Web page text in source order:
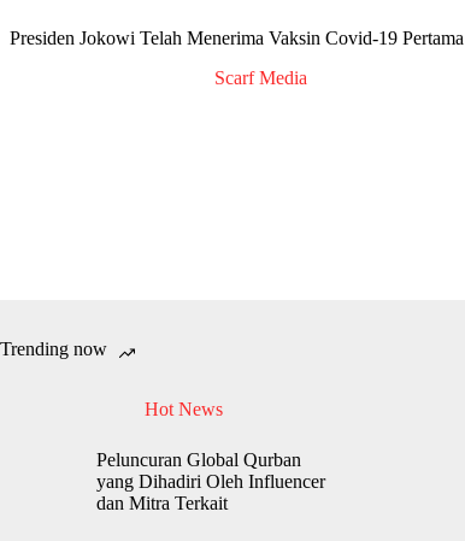
Presiden Jokowi Telah Menerima Vaksin Covid-19 Pertama
Scarf Media
Trending now
Hot News
Peluncuran Global Qurban
yang Dihadiri Oleh Influencer
dan Mitra Terkait